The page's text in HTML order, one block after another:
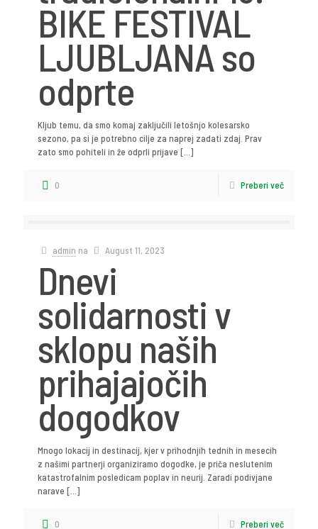
BIKE FESTIVAL
LJUBLJANA so
odprte
Kljub temu, da smo komaj zaključili letošnjo kolesarsko
sezono, pa si je potrebno cilje za naprej zadati zdaj. Prav
zato smo pohiteli in že odprli prijave […]
0 Preberi več
admin na August 11, 2023
Dnevi
solidarnosti v
sklopu naših
prihajajočih
dogodkov
Mnogo lokacij in destinacij, kjer v prihodnjih tednih in mesecih
z našimi partnerji organiziramo dogodke, je priča neslutenim
katastrofalnim posledicam poplav in neurij. Zaradi podivjane
narave […]
0 Preberi več